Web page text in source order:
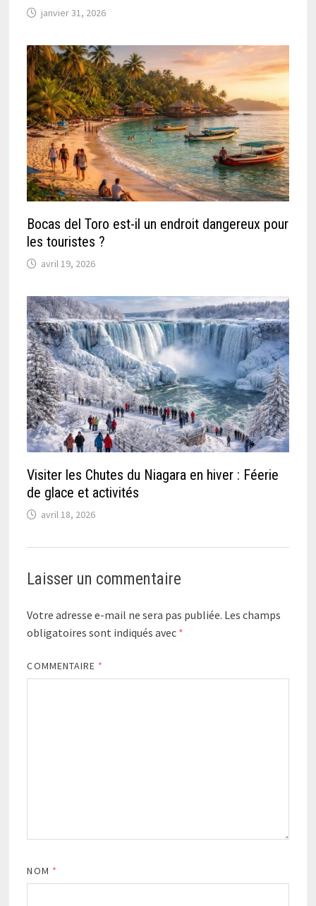
janvier 31, 2026
Bocas del Toro est-il un endroit dangereux pour
les touristes ?
avril 19, 2026
Visiter les Chutes du Niagara en hiver : Féerie
de glace et activités
avril 18, 2026
Laisser un commentaire
Votre adresse e-mail ne sera pas publiée. Les champs
obligatoires sont indiqués avec *
COMMENTAIRE *
NOM *